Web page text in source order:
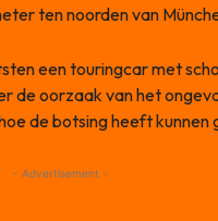
ten noorden van
een touringcar met
de oorzaak van het
de botsing heeft kunnen
- Advertisement -